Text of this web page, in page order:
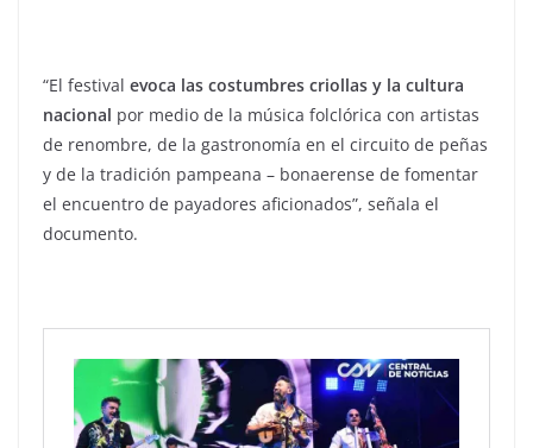
“El festival evoca las costumbres criollas y la cultura
nacional por medio de la música folclórica con artistas
de renombre, de la gastronomía en el circuito de peñas
y de la tradición pampeana – bonaerense de fomentar
el encuentro de payadores aficionados”, señala el
documento.